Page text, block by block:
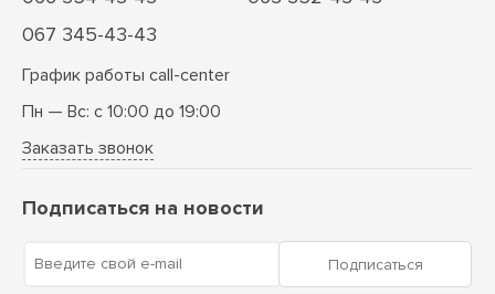
067 345-43-43
График работы call-center
Пн — Вс: с 10:00 до 19:00
Заказать звонок
Подписаться на новости
Введите свой e-mail Подписаться